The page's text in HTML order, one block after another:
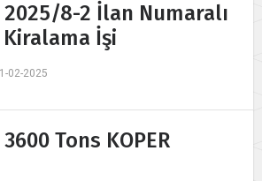
2025/8-2 İlan Numaralı
İşi
02-2025
3600 Tons KOPER